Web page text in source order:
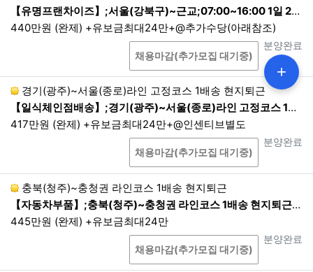
【유명프랜차이즈】;서울(강북구)~근교;07:00~16:00 1일 2회전
440만원 (완제) +유보금최대24만+@추가수당(아래참조)
진행상태
분양완료
상담
채용마감(추가모집 대기중)
경기(광주)~서울(종로)라인 고정코스 1배송 현지퇴근
【일식체인점배송】;경기(광주)~서울(종로)라인 고정코스 1배송 현지퇴근;24:00~07:00 1배송 현지퇴근
417만원 (완제) +유보금최대24만+@인센티브별도
진행상태
분양완료
상담
채용마감(추가모집 대기중)
충북(청주)~충청권 라인코스 1배송 현지퇴근
【자동차부품】;충북(청주)~충청권 라인코스 1배송 현지퇴근;22:00~07:00 1배송현지퇴근
445만원 (완제) +유보금최대24만
진행상태
분양완료
상담
채용마감(추가모집 대기중)
+